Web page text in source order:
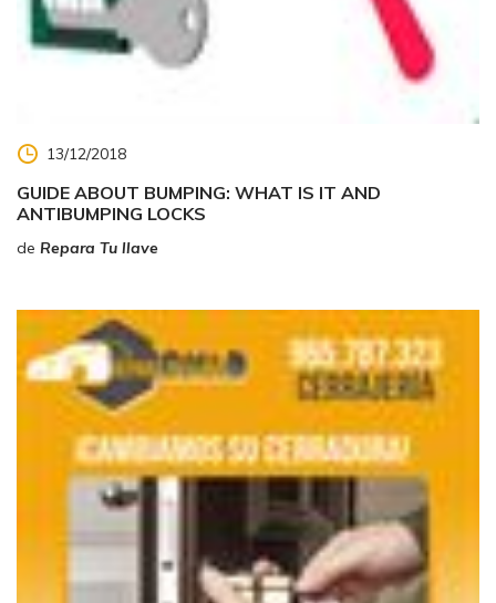
13/12/2018
GUIDE ABOUT BUMPING: WHAT IS IT AND
ANTIBUMPING LOCKS
de Repara Tu llave